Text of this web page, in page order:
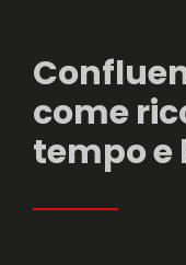
come
tempo e